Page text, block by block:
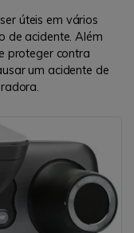
úteis em vários
de acidente. Além
proteger contra
um acidente de